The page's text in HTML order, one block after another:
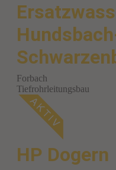
Forbach
Tiefrohrleitungsbau
HP Dogern